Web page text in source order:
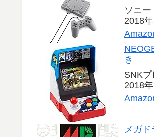
ソニ
2018
き
SNK
2018
メガ